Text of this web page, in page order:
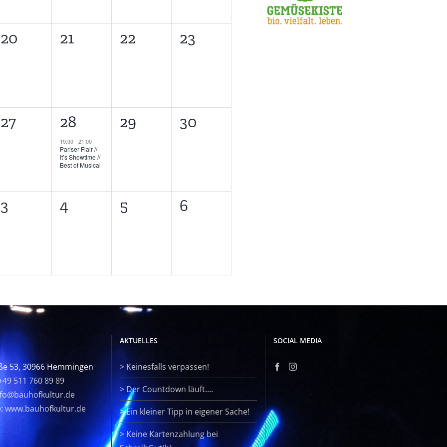
0
20
0
21
0
22
0
23
0
Veranstaltungen,
27
1
Veranstaltung,
28
19:00-21:00
Pariser Flair //
It’s Showtime //
Best of Musical
0
29
0
30
0
3
0
4
0
5
0
6
53, 30966 Hemmingen
511 760 89 89
www.bauhofkultur.de
AKTUELLES
> Keinesfalls verpassen!
>Der Countdown läuft….
>Ein kleiner Tipp in eigener Sache!
> Keine Kartenzahlung bei
SOCIAL MEDIA